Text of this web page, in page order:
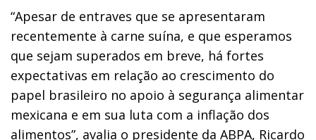
“Apesar de entraves que se apresentaram
recentemente à carne suína, e que esperamos
que sejam superados em breve, há fortes
expectativas em relação ao crescimento do
papel brasileiro no apoio à segurança alimentar
mexicana e em sua luta com a inflação dos
alimentos”, avalia o presidente da ABPA, Ricardo